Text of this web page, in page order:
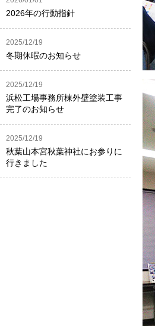
2026年の行動指針
2025/12/19
冬期休暇のお知らせ
2025/12/19
浜松工場事務所棟外壁塗装工事
完了のお知らせ
2025/12/19
秋葉山本宮秋葉神社にお参りに
行きました